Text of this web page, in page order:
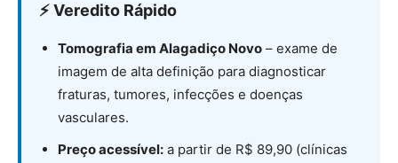
⚡ Veredito Rápido
Tomografia em Alagadiço Novo – exame de
imagem de alta definição para diagnosticar
fraturas, tumores, infecções e doenças
vasculares.
Preço acessível: a partir de R$ 89,90 (clínicas